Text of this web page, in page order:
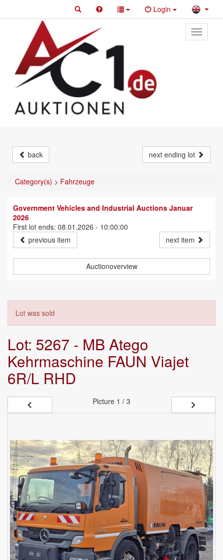
Login
Toggle
primary
back next ending lot
Category(s) > Fahrzeuge
Government Vehicles and Industrial Auctions Januar
2026
First lot ends: 08.01.2026 - 10:00:00
previous item
next item
Auctionoverview
Lot was sold
Lot: 5267 - MB Atego
Kehrmaschine FAUN Viajet
6R/L RHD
Picture 1 / 3